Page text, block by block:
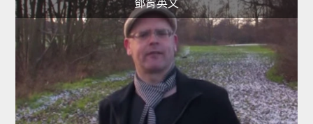
鄧肯英文